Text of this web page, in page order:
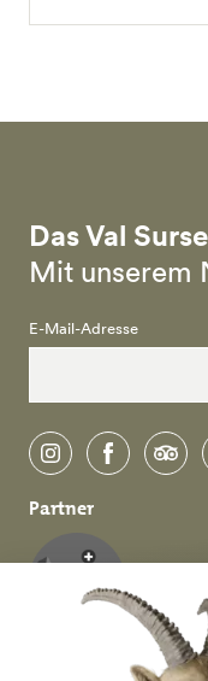
Das Val
Mit unserem
E-Mail-Adresse
instagramfacebook
Partner